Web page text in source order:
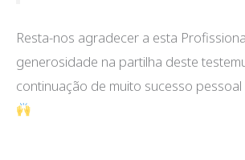
Resta-nos agradecer a esta
generosidade na partilha deste
continuação de muito sucesso